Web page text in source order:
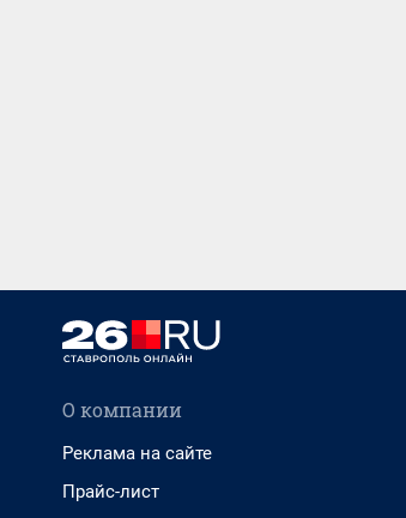
О компании
Реклама на сайте
Прайс-лист